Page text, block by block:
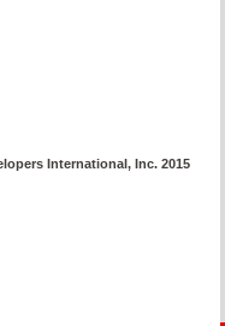
International, Inc. 2015